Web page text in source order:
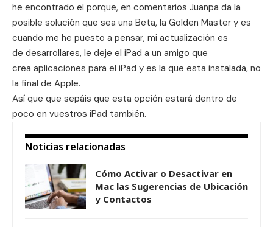
he encontrado el porque, en comentarios Juanpa da la
posible solución que sea una Beta, la Golden Master y es
cuando me he puesto a pensar, mi actualización es
de desarrollares, le deje el iPad a un amigo que
crea aplicaciones para el iPad y es la que esta instalada, no
la final de Apple.
Así que que sepáis que esta opción estará dentro de
poco en vuestros iPad también.
Noticias relacionadas
Cómo Activar o Desactivar en
Mac las Sugerencias de Ubicación
y Contactos